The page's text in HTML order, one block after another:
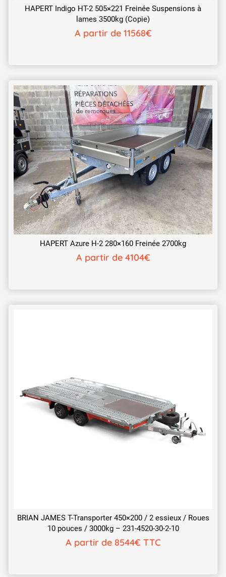
HAPERT Indigo HT-2 505×221 Freinée Suspensions à
lames 3500kg (Copie)
A partir de 11568€
HAPERT Azure H-2 280×160 Freinée 2700kg
A partir de 4104€
BRIAN JAMES T-Transporter 450×200 / 2 essieux / Roues
10 pouces / 3000kg – 231-4520-30-2-10
A partir de 8544€ TTC